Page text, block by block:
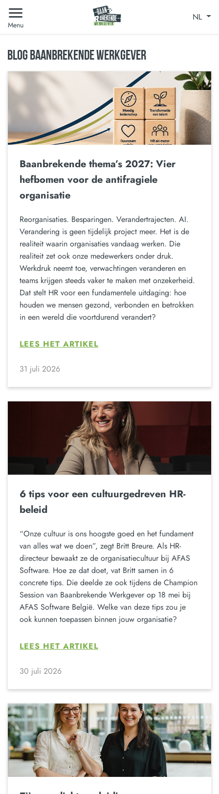
Menu
NL
BLOG BAANBREKENDE WERKGEVER
Baanbrekende thema’s 2027: Vier
hefbomen voor de antifragiele
organisatie
Reorganisaties. Besparingen. Verandertrajecten. AI.
Verandering is geen tijdelijk project meer. Het is de
realiteit waarin organisaties vandaag werken. Die
realiteit zet ook onze medewerkers onder druk.
Werkdruk neemt toe, verwachtingen veranderen en
teams krijgen steeds vaker te maken met onzekerheid.
Dat stelt HR voor een fundamentele uitdaging: hoe
houden we mensen gezond, verbonden en betrokken
in een wereld die voortdurend verandert?
LEES HET ARTIKEL
31 juli 2026
6 tips voor een cultuurgedreven HR-
beleid
“Onze cultuur is ons hoogste goed en het fundament
van alles wat we doen”, zegt Britt Breure. Als HR-
directeur bewaakt ze de organisatiecultuur bij AFAS
Software. Hoe ze dat doet, vat Britt samen in 6
concrete tips. Die deelde ze ook tijdens de Champion
Session van Baanbrekende Werkgever op 18 mei bij
AFAS Software België. Welke van deze tips zou je
ook kunnen toepassen binnen jouw organisatie?
LEES HET ARTIKEL
30 juli 2026